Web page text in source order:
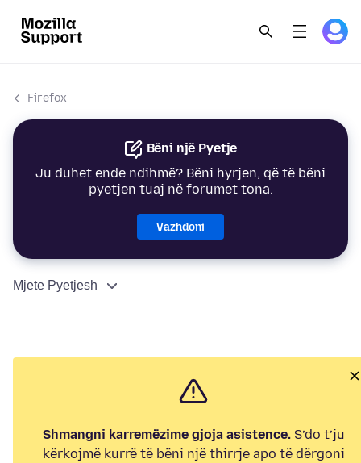
Firefox
Bëni një Pyetje
Ju duhet ende ndihmë? Bëni hyrjen, që të bëni
pyetjen tuaj në forumet tona.
Vazhdoni
Mjete Pyetjesh
Shmangni karremëzime gjoja asistence.S’do t’ju
kërkojmë kurrë të bëni një thirrje apo të dërgoni